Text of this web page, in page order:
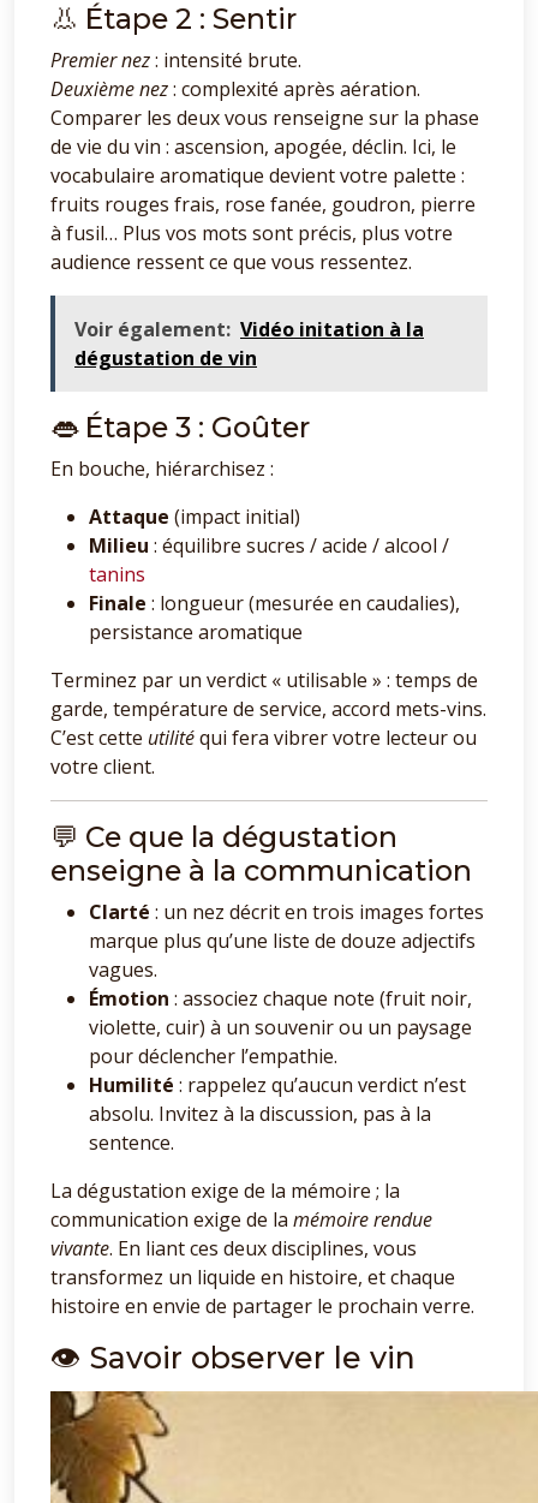
👃 Étape 2 : Sentir
Premier nez: intensité brute.
Deuxième nez: complexité après aération.
Comparer les deux vous renseigne sur la phase
de vie du vin : ascension, apogée, déclin. Ici, le
vocabulaire aromatique devient votre palette :
fruits rouges frais, rose fanée, goudron, pierre
à fusil… Plus vos mots sont précis, plus votre
audience ressent ce que vous ressentez.
Voir également: Vidéo initation à la
dégustation de vin
👄 Étape 3 : Goûter
En bouche, hiérarchisez :
Attaque (impact initial)
Milieu : équilibre sucres / acide / alcool /
tanins
Finale : longueur (mesurée en caudalies),
persistance aromatique
Terminez par un verdict « utilisable » : temps de
garde, température de service, accord mets-vins.
C’est cette utilitéqui fera vibrer votre lecteur ou
votre client.
💬 Ce que la dégustation
enseigne à la communication
Clarté : un nez décrit en trois images fortes
marque plus qu’une liste de douze adjectifs
vagues.
Émotion : associez chaque note (fruit noir,
violette, cuir) à un souvenir ou un paysage
pour déclencher l’empathie.
Humilité : rappelez qu’aucun verdict n’est
absolu. Invitez à la discussion, pas à la
sentence.
La dégustation exige de la mémoire ; la
communication exige de la mémoire rendue
vivante. En liant ces deux disciplines, vous
transformez un liquide en histoire, et chaque
histoire en envie de partager le prochain verre.
👁️ Savoir observer le vin